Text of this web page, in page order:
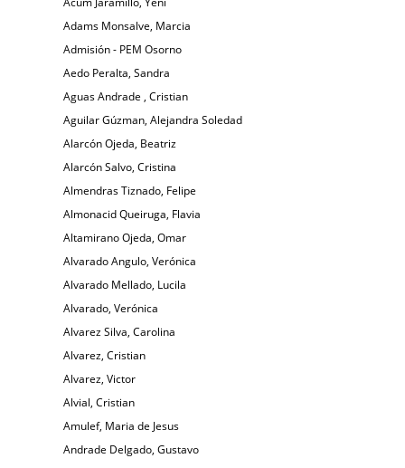
Adams Monsalve, Marcia
Admisión - PEM Osorno
Aedo Peralta, Sandra
Aguas Andrade , Cristian
Aguilar Gúzman, Alejandra Soledad
Alarcón Ojeda, Beatriz
Alarcón Salvo, Cristina
Almendras Tiznado, Felipe
Almonacid Queiruga, Flavia
Altamirano Ojeda, Omar
Alvarado Angulo, Verónica
Alvarado Mellado, Lucila
Alvarado, Verónica
Alvarez Silva, Carolina
Alvarez, Cristian
Alvarez, Victor
Alvial, Cristian
Amulef, Maria de Jesus
Andrade Delgado, Gustavo